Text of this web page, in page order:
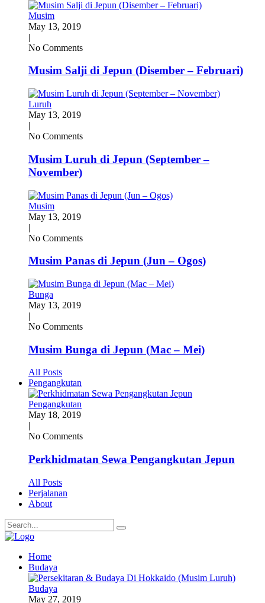
Musim
May 13, 2019
|
No Comments
Musim Salji di Jepun (Disember – Februari)
Luruh
May 13, 2019
|
No Comments
Musim Luruh di Jepun (September –
November)
Musim
May 13, 2019
|
No Comments
Musim Panas di Jepun (Jun – Ogos)
Bunga
May 13, 2019
|
No Comments
Musim Bunga di Jepun (Mac – Mei)
All Posts
Pengangkutan
Pengangkutan
May 18, 2019
|
No Comments
Perkhidmatan Sewa Pengangkutan Jepun
All Posts
Perjalanan
About
Home
Budaya
Budaya
May 27, 2019